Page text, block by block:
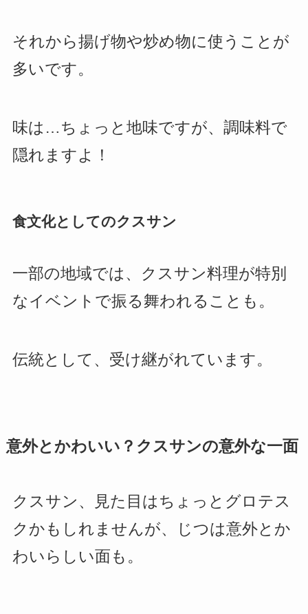
それから揚げ物や炒め物に使うことが
多いです。
味は…ちょっと地味ですが、調味料で
隠れますよ！
食文化としてのクスサン
一部の地域では、クスサン料理が特別
なイベントで振る舞われることも。
伝統として、受け継がれています。
意外とかわいい？クスサンの意外な一面
クスサン、見た目はちょっとグロテス
クかもしれませんが、じつは意外とか
わいらしい面も。